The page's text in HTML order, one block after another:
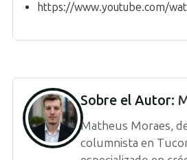
https://www.youtube.com/
Sobre el Autor:
Matheus Moraes,
columnista en